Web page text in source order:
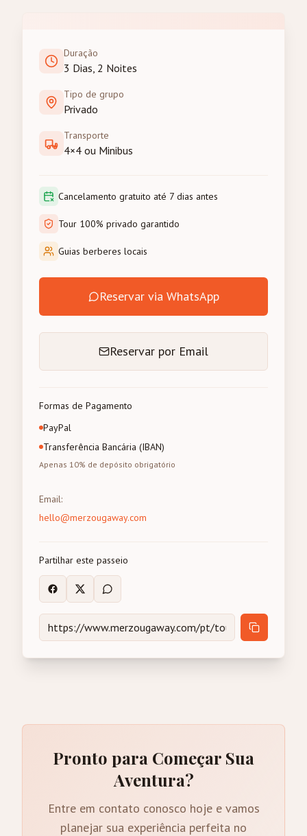
Duração
3 Dias, 2 Noites
Tipo de grupo
Privado
Transporte
4×4 ou Minibus
Cancelamento gratuito até 7 dias antes
Tour 100% privado garantido
Guias berberes locais
Reservar via WhatsApp
Reservar por Email
Formas de Pagamento
PayPal
Transferência Bancária (IBAN)
Apenas 10% de depósito obrigatório
Email:
hello@merzougaway.com
Partilhar este passeio
Pronto para Começar Sua
Aventura?
Entre em contato conosco hoje e vamos
planejar sua experiência perfeita no